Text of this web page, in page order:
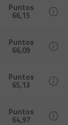
Puntos
66,15
Puntos
66,09
Puntos
65,13
Puntos
64,97